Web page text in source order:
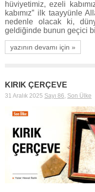
hüviyetimiz, ezeli
kabımız” ilk taayyünle
nedenle olacak ki,
geldiğinde bunun geçici
yazının devamı için »
KIRIK ÇERÇEVE
31 Aralık 2025 Sayı 86, Son Ülke